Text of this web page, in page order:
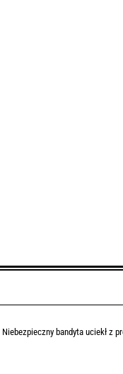
Niebezpieczny bandyta uciekł z